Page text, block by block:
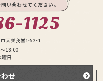
い合わせてください。
1125
天美我堂1-52-1
18:00
曜日
せ